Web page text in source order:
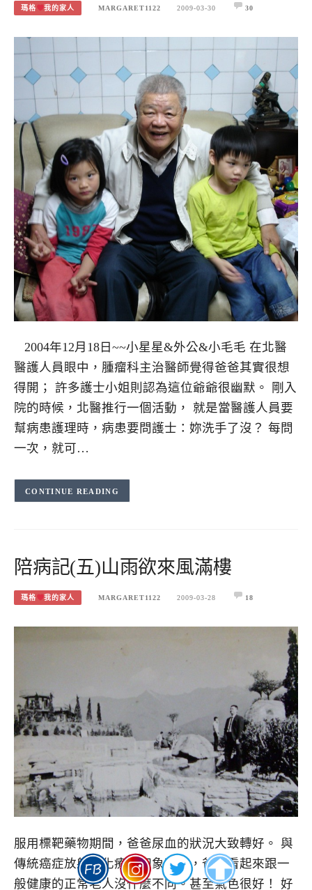
瑪格 我的家人 MARGARET1122 2009-03-30 30
2004年12月18日~~小星星&外公&小毛毛 在北醫
醫護人員眼中，腫瘤科主治醫師覺得爸爸其實很想
得開； 許多護士小姐則認為這位爺爺很幽默。 剛入
院的時候，北醫推行一個活動， 就是當醫護人員要
幫病患護理時，病患要問護士：妳洗手了沒？ 每問
一次，就可…
CONTINUE READING
陪病記(五)山雨欲來風滿樓
瑪格 我的家人 MARGARET1122 2009-03-28 18
服用標靶藥物期間，爸爸尿血的狀況大致轉好。 與
傳統癌症放射線化療的印象不同，爸爸看起來跟一
般健康的正常老人沒什麼不同。甚至氣色很好！ 好